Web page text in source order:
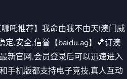
吒推荐】我命由我不由天!澳门威
定,安全,信誉【baidu.ag】💕订澳
新官网,会员登录后可以迅速进入
手机版都支持电子竞技,真人互动